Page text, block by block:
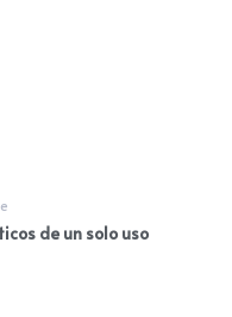
de un solo uso